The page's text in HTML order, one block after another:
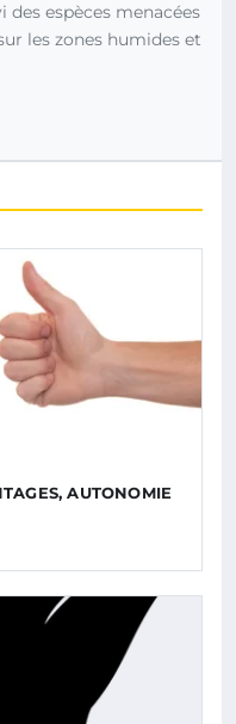
espèces menacées
les zones humides et
AUTONOMIE